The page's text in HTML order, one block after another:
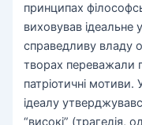
принципах
виховував ідеальне
справедливу владу
творах переважали
патріотичні мотиви.
ідеалу
“високі” (трагедія,